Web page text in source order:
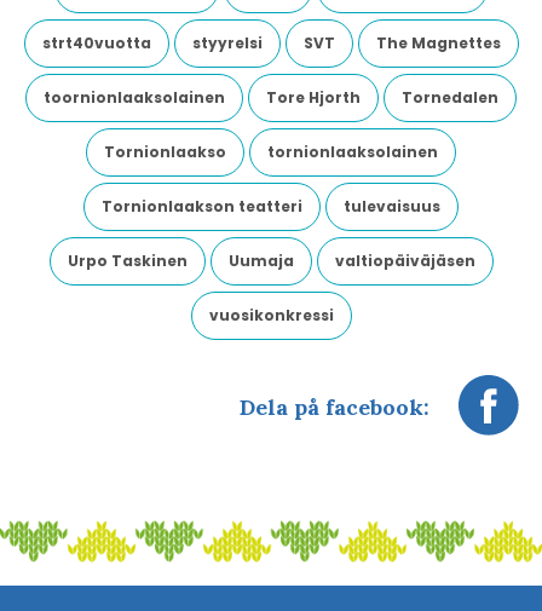
strt40vuotta styyrelsi SVT The Magnettes
toornionlaaksolainen Tore Hjorth Tornedalen
Tornionlaakso tornionlaaksolainen
Tornionlaakson teatteri tulevaisuus
Urpo Taskinen Uumaja valtiopäiväjäsen
vuosikonkressi
Dela på facebook: